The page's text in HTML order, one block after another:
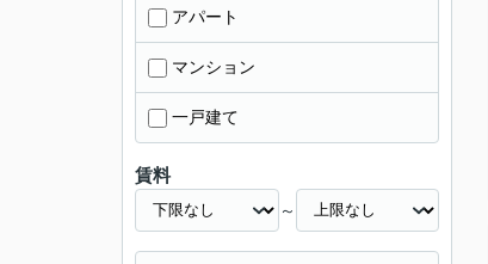
アパート
マンション
一戸建て
賃料
～